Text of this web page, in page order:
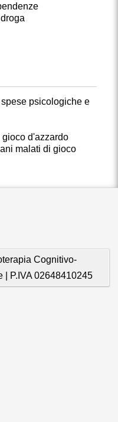
psicologiche e
d'azzardo
malati di gioco
Cognitivo-
| P.IVA 02648410245